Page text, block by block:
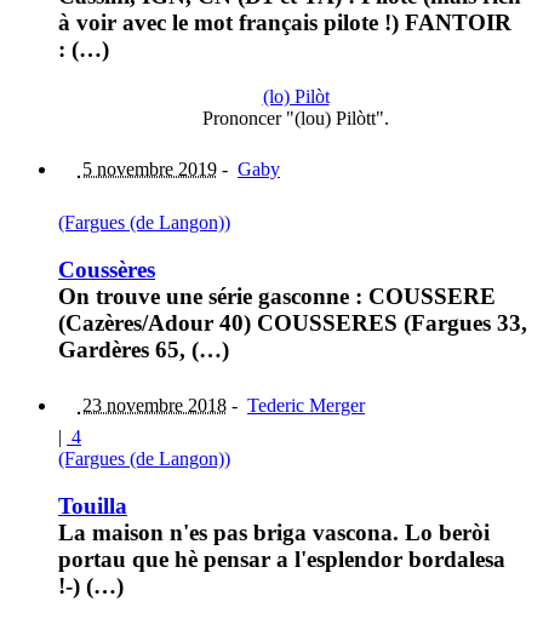
à voir avec le mot français pilote !) FANTOIR
: (…)
(lo) Pilòt
Prononcer "(lou) Pilòtt".
5 novembre 2019 - Gaby
(Fargues (de Langon))
Coussères
On trouve une série gasconne : COUSSERE
(Cazères/Adour 40) COUSSERES (Fargues 33,
Gardères 65, (…)
23 novembre 2018 - Tederic Merger
| 4
(Fargues (de Langon))
Touilla
La maison n'es pas briga vascona. Lo beròi
portau que hè pensar a l'esplendor bordalesa
!-) (…)